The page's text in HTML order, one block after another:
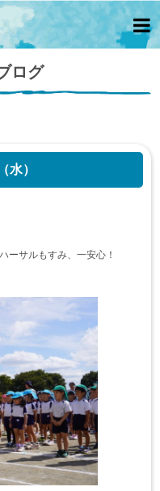
ログ
水）
ーサルもすみ、一安心！